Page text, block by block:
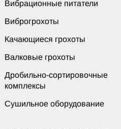
Вибрационные питатели
Виброгрохоты
Качающиеся грохоты
Валковые грохоты
Дробильно-сортировочные
комплексы
Сушильное оборудование